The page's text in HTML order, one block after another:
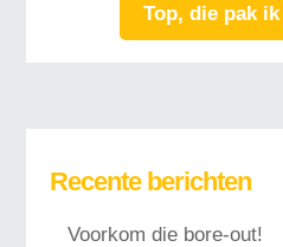
Top, die pak
Recente berichten
Voorkom die bore-out!